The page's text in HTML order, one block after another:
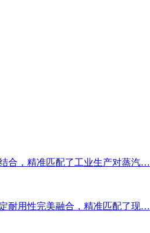
合，精准匹配了工业生产对蒸汽…
耐用性完美融合，精准匹配了现…